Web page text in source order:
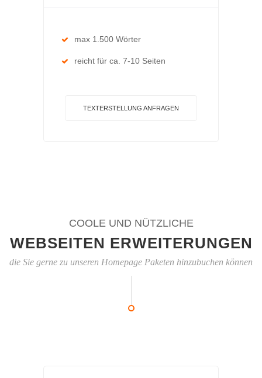
max 1.500 Wörter
reicht für ca. 7-10 Seiten
TEXTERSTELLUNG ANFRAGEN
COOLE UND NÜTZLICHE
WEBSEITEN ERWEITERUNGEN
die Sie gerne zu unseren Homepage Paketen hinzubuchen können